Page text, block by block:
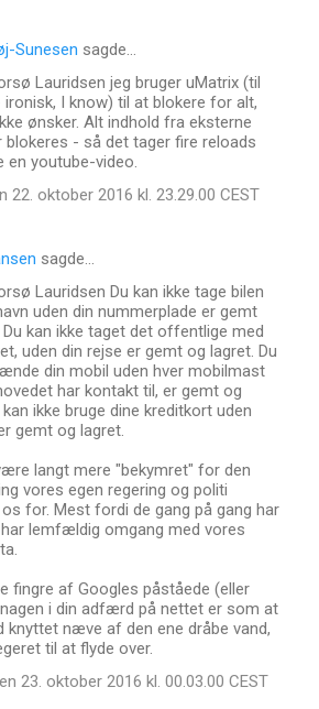
Sunesen sagde…
Lauridsen jeg bruger uMatrix (til
I know) til at blokere for alt,
ønsker. Alt indhold fra eksterne
- så det tager fire reloads
en youtube-video.
22. oktober 2016 kl. 23.29.00 CEST
sagde…
Lauridsen Du kan ikke tage bilen
uden din nummerplade er gemt
kan ikke taget det offentlige med
uden din rejse er gemt og lagret. Du
din mobil uden hver mobilmast
har kontakt til, er gemt og
kan ikke bruge dine kreditkort uden
gemt og lagret.
langt mere "bekymret" for den
vores egen regering og politi
for. Mest fordi de gang på gang har
lemfældig omgang med vores
fingre af Googles påståede (eller
i din adfærd på nettet er som at
knyttet næve af den ene dråbe vand,
til at flyde over.
23. oktober 2016 kl. 00.03.00 CEST